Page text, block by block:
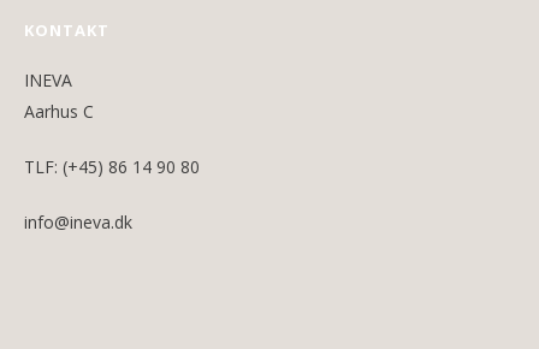
KONTAKT
INEVA
Aarhus C
TLF: (+45) 86 14 90 80
info@ineva.dk